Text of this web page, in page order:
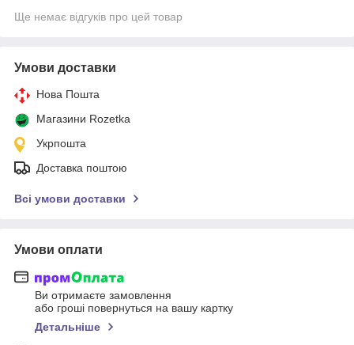
Ще немає відгуків про цей товар
Умови доставки
Нова Пошта
Магазини Rozetka
Укрпошта
Доставка поштою
Всі умови доставки
Умови оплати
Ви отримаєте замовлення
або гроші повернуться на вашу картку
Детальніше